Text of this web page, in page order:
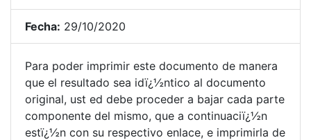
Fecha: 29/10/2020
Para poder imprimir este documento de manera
que el resultado sea idï¿½ntico al documento
original, ust ed debe proceder a bajar cada parte
componente del mismo, que a continuaciï¿½n
estï¿½n con su respectivo enlace, e imprimirla de